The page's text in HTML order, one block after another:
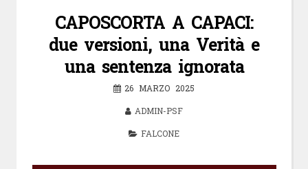
CAPOSCORTA A CAPACI:
due versioni, una Verità e
una sentenza ignorata
26 MARZO 2025
ADMIN-PSF
FALCONE